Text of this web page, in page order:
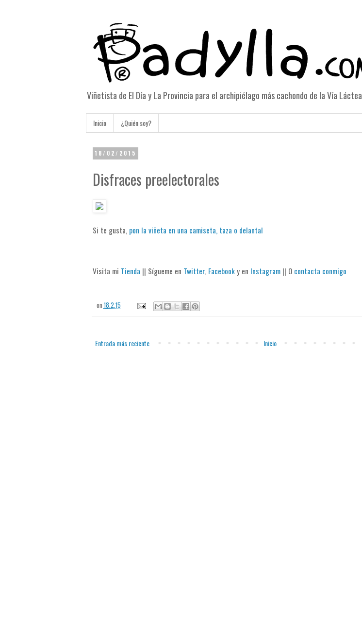
Viñetista de El Día y La Provincia para el archipiélago más cachondo de la Vía Láctea
Inicio ¿Quién soy?
18/02/2015
Disfraces preelectorales
Si te gusta, pon la viñeta en una camiseta, taza o delantal
Visita mi Tienda || Sígueme en Twitter, Facebooky en Instagram|| O contacta conmigo
on 18.2.15
Entrada más reciente Inicio